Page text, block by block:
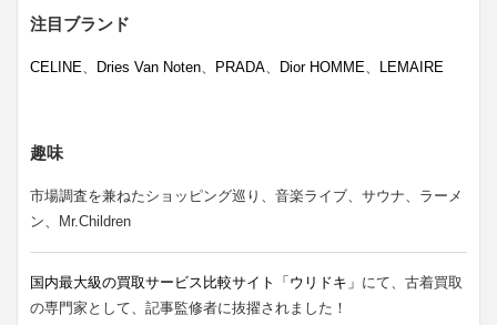
注目ブランド
CELINE、 Dries Van Noten、 PRADA、 Dior HOMME、 LEMAIRE
趣味
市場調査を兼ねたショッピング巡り、音楽ライブ、サウナ、ラーメ
ン、Mr.Children
国内最大級の買取サービス比較サイト「ウリドキ」 にて、古着買取
の専門家として、記事監修者に抜擢されました！